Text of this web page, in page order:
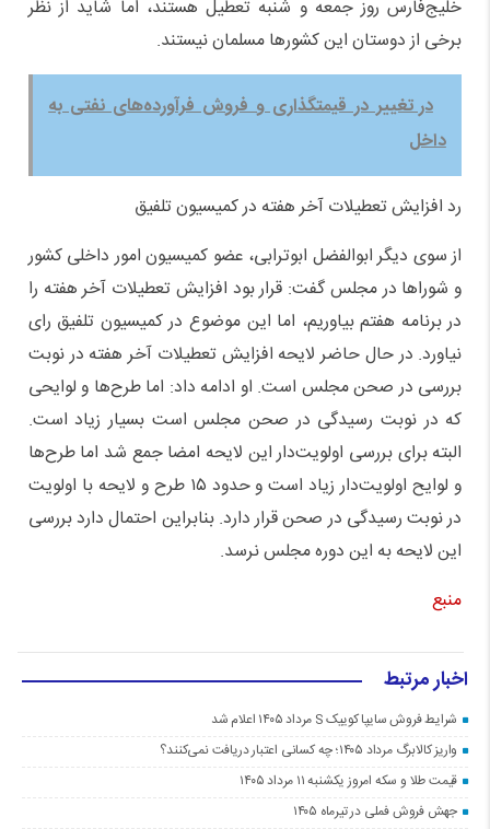
خلیج‌فارس روز جمعه و شنبه تعطیل هستند، اما شاید از نظر
برخی از دوستان این کشورها مسلمان نیستند.
در تغییر در قیمتگذاری و فروش فرآورده‌های نفتی به
داخل
رد افزایش تعطیلات آخر هفته در کمیسیون تلفیق
از سوی دیگر ابوالفضل ابوترابی، عضو کمیسیون امور داخلی کشور
و شوراها در مجلس گفت: قرار بود افزایش تعطیلات آخر هفته را
در برنامه هفتم بیاوریم، اما این موضوع در کمیسیون تلفیق رای
نیاورد. در حال حاضر لایحه افزایش تعطیلات آخر هفته در نوبت
بررسی در صحن مجلس است. او ادامه داد: اما طرح‌ها و لوایحی
که در نوبت رسیدگی در صحن مجلس است بسیار زیاد است.
البته برای بررسی اولویت‌دار این لایحه امضا جمع شد اما طرح‌ها
و لوایح اولویت‌دار زیاد است و حدود ۱۵ طرح و لایحه با اولویت
در نوبت رسیدگی در صحن قرار دارد. بنابراین احتمال دارد بررسی
این لایحه به این دوره مجلس نرسد.
منبع
اخبار مرتبط
شرایط فروش سایپا کوییک S مرداد ۱۴۰۵ اعلام شد
واریز کالابرگ مرداد ۱۴۰۵؛ چه کسانی اعتبار دریافت نمی‌کنند؟
قیمت طلا و سکه امروز یکشنبه ۱۱ مرداد ۱۴۰۵
جهش فروش فملی در تیرماه ۱۴۰۵